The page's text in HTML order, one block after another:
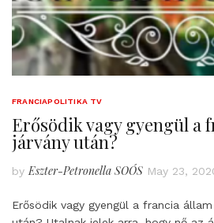
FRANCIAPOLITIKA TV
Erősödik vagy gyengül a
járvány után?
byEszter-Petronella SOÓS May 23,
Erősödik vagy gyengül a francia